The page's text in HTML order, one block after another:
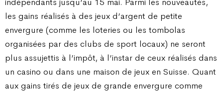
les gains réalisés à des jeux d’argent de petite
envergure (comme les loteries ou les tombolas
organisées par des clubs de sport locaux) ne seront
plus assujettis à l’impôt, à l’instar de ceux réalisés dans
un casino ou dans une maison de jeux en Suisse. Quant
aux gains tirés de jeux de grande envergure comme